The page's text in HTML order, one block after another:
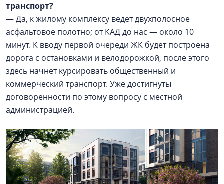
транспорт?
— Да, к жилому комплексу ведет двухполосное
асфальтовое полотно; от КАД до нас — около 10
минут. К вводу первой очереди ЖК будет построена
дорога с остановками и велодорожкой, после этого
здесь начнет курсировать общественный и
коммерческий транспорт. Уже достигнуты
договоренности по этому вопросу с местной
администрацией.